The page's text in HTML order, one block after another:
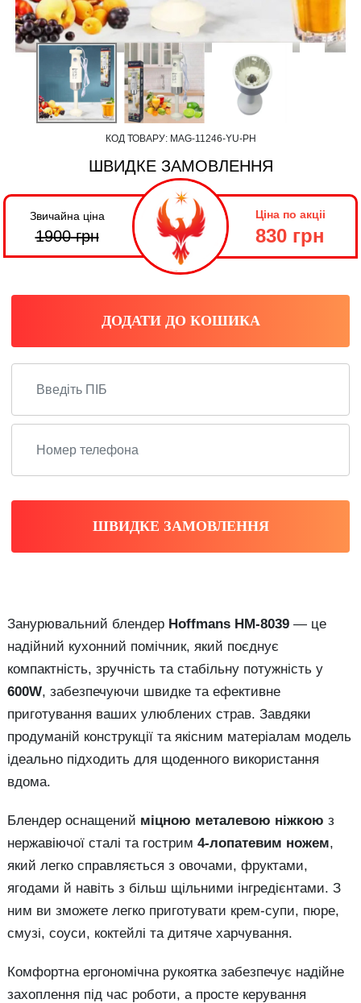
КОД ТОВАРУ: MAG-11246-YU-PH
ШВИДКЕ ЗАМОВЛЕННЯ
Звичайна ціна
1900грн
Ціна по акціі
830 грн
ДОДАТИ ДО КОШИКА
ШВИДКЕ ЗАМОВЛЕННЯ
Занурювальний блендер Hoffmans HM-8039 — це
надійний кухонний помічник, який поєднує
компактність, зручність та стабільну потужність у
600W, забезпечуючи швидке та ефективне
приготування ваших улюблених страв. Завдяки
продуманій конструкції та якісним матеріалам модель
ідеально підходить для щоденного використання
вдома.
Блендер оснащений міцною металевою ніжкою з
нержавіючої сталі та гострим 4-лопатевим ножем,
який легко справляється з овочами, фруктами,
ягодами й навіть з більш щільними інгредієнтами. З
ним ви зможете легко приготувати крем-супи, пюре,
смузі, соуси, коктейлі та дитяче харчування.
Комфортна ергономічна рукоятка забезпечує надійне
захоплення під час роботи, а просте керування